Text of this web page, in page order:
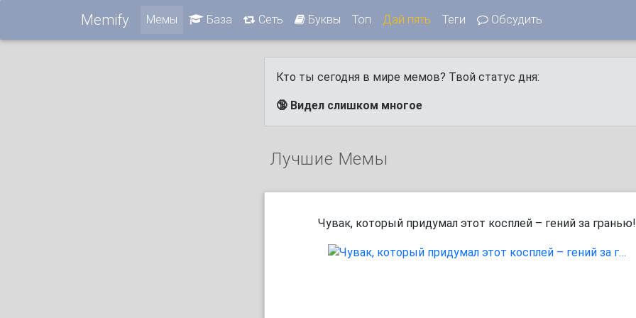
Memify Мемы База Сеть Буквы Топ Дай пять Теги Обсудить
Кто ты сегодня в мире мемов? Твой статус дня:
🔞 Видел слишком многое
Лучшие Мемы
Чувак, который придумал этот косплей – гений за гранью!